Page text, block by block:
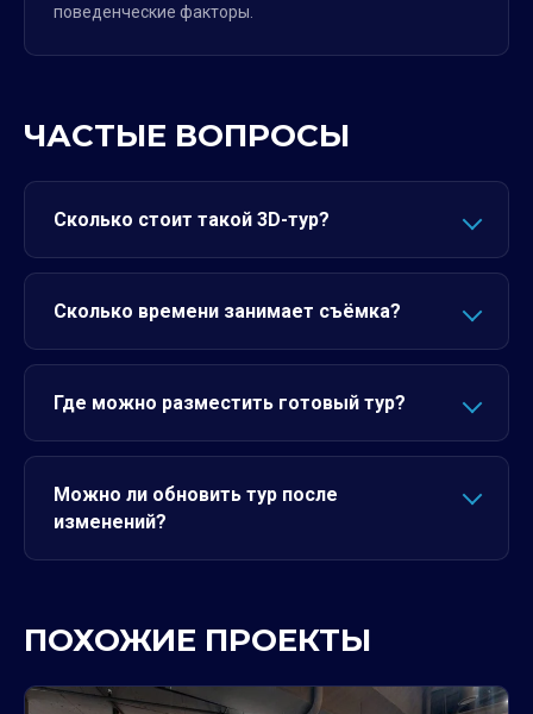
поведенческие факторы.
ЧАСТЫЕ ВОПРОСЫ
Сколько стоит такой 3D-тур?
Сколько времени занимает съёмка?
Где можно разместить готовый тур?
Можно ли обновить тур после
изменений?
ПОХОЖИЕ ПРОЕКТЫ